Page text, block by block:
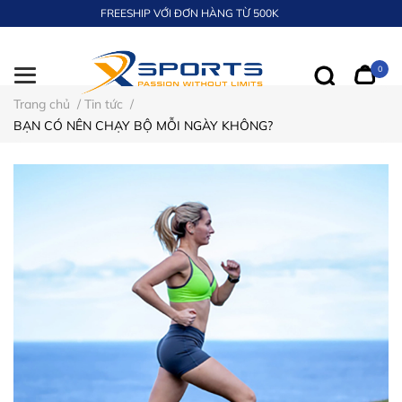
FREESHIP VỚI ĐƠN HÀNG TỪ 500K
0
Trang chủ / Tin tức /
BẠN CÓ NÊN CHẠY BỘ MỖI NGÀY KHÔNG?